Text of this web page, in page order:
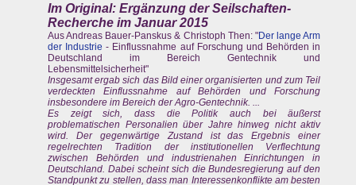
Im Original: Ergänzung der Seilschaften-
Recherche im Januar 2015
Aus Andreas Bauer-Panskus & Christoph Then: "Der lange Arm
der Industrie - Einflussnahme auf Forschung und Behörden in
Deutschland im Bereich Gentechnik und
Lebensmittelsicherheit"
Insgesamt ergab sich das Bild einer organisierten und zum Teil
verdeckten Einflussnahme auf Behörden und Forschung
insbesondere im Bereich der Agro-Gentechnik. ...
Es zeigt sich, dass die Politik auch bei äußerst
problematischen Personalien über Jahre hinweg nicht aktiv
wird. Der gegenwärtige Zustand ist das Ergebnis einer
regelrechten Tradition der institutionellen Verflechtung
zwischen Behörden und industrienahen Einrichtungen in
Deutschland. Dabei scheint sich die Bundesregierung auf den
Standpunkt zu stellen, dass man Interessenkonflikte am besten